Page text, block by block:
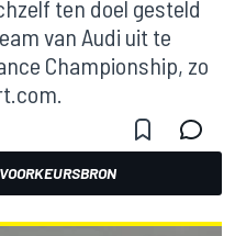
ten doel gesteld
van Audi uit te
Championship, zo